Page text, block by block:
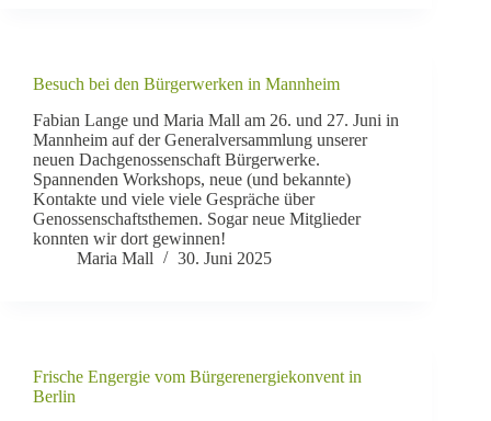
Besuch bei den Bürgerwerken in Mannheim
Fabian Lange und Maria Mall am 26. und 27. Juni in
Mannheim auf der Generalversammlung unserer
neuen Dachgenossenschaft Bürgerwerke.
Spannenden Workshops, neue (und bekannte)
Kontakte und viele viele Gespräche über
Genossenschaftsthemen. Sogar neue Mitglieder
konnten wir dort gewinnen!
Maria Mall
30. Juni 2025
Frische Engergie vom Bürgerenergiekonvent in
Berlin